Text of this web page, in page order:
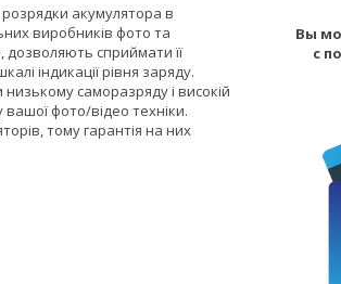
акумулятора в
виробників фото та
дозволяють сприймати її
індикації рівня заряду.
саморазряду і високій
фото/відео техніки.
тому гарантія на них
Вы
с